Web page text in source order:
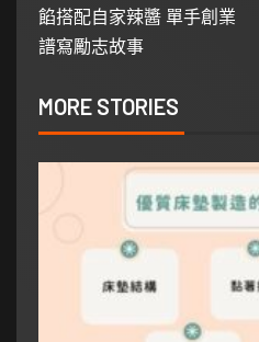
餡搭配自家辣醬 單手創業
譜寫勵志故事
MORE STORIES